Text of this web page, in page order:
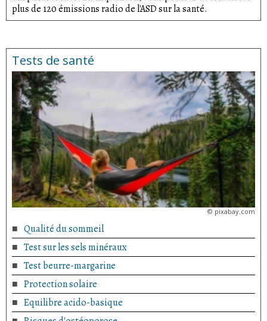
plus de 120 émissions radio de l'ASD sur la santé.
Tests de santé
© pixabay.com
Qualité du sommeil
Test sur les sels minéraux
Test beurre-margarine
Protection solaire
Equilibre acido-basique